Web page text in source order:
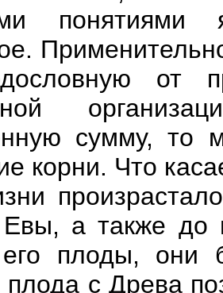
понятиями
от
сумму, то
корни. Что
а также до
плоды, они
плода с Древа